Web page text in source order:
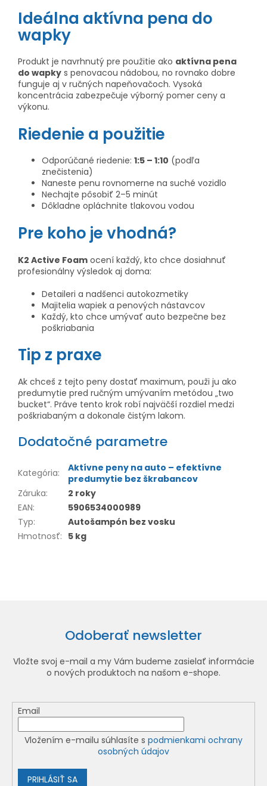
Ideálna aktívna pena do
wapky
Produkt je navrhnutý pre použitie ako aktívna pena
do wapky s penovacou nádobou, no rovnako dobre
funguje aj v ručných napeňovačoch. Vysoká
koncentrácia zabezpečuje výborný pomer ceny a
výkonu.
Riedenie a použitie
Odporúčané riedenie: 1:5 – 1:10 (podľa
znečistenia)
Naneste penu rovnomerne na suché vozidlo
Nechajte pôsobiť 2–5 minút
Dôkladne opláchnite tlakovou vodou
Pre koho je vhodná?
K2 Active Foam ocení každý, kto chce dosiahnuť
profesionálny výsledok aj doma:
Detaileri a nadšenci autokozmetiky
Majitelia wapiek a penových nástavcov
Každý, kto chce umývať auto bezpečne bez
poškriabania
Tip z praxe
Ak chceš z tejto peny dostať maximum, použi ju ako
predumytie pred ručným umývaním metódou „two
bucket“. Práve tento krok robí najväčší rozdiel medzi
poškriabaným a dokonale čistým lakom.
Dodatočné parametre
Kategória:
Aktívne peny na auto – efektívne
predumytie bez škrabancov
Záruka:
2 roky
EAN:
5906534000989
Typ:
Autošampón bez vosku
Hmotnosť: 5 kg
Odoberať newsletter
Vložte svoj e-mail a my Vám budeme zasielať informácie
o nových produktoch na našom e-shope.
Email
Vložením e-mailu súhlasíte s podmienkami ochrany
osobných údajov
PRIHLÁSIŤ SA